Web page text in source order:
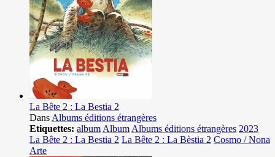
La Bête 2 : La Bestia 2
Dans Albums éditions étrangères
Etiquettes: album Album Albums éditions étrangères 2023
La Bête 2 : La Bestia 2 La Bête 2 : La Bèstia 2 Cosmo / Nona
Arte